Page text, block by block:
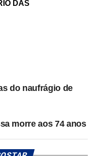
DAS
do naufrágio de
morre aos 74 anos